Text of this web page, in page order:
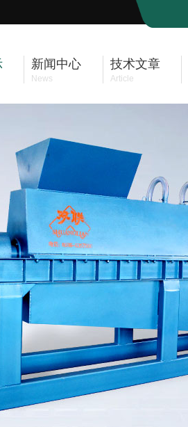
新闻中心
News
技术文章
Article